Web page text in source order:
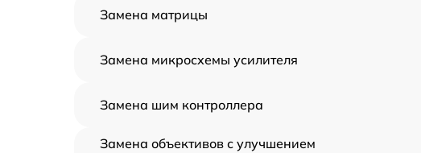
Замена матрицы
Замена микросхемы усилителя
Замена шим контроллера
Замена объективов с улучшением